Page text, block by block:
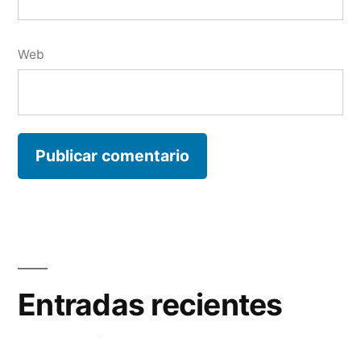
Web
Entradas recientes